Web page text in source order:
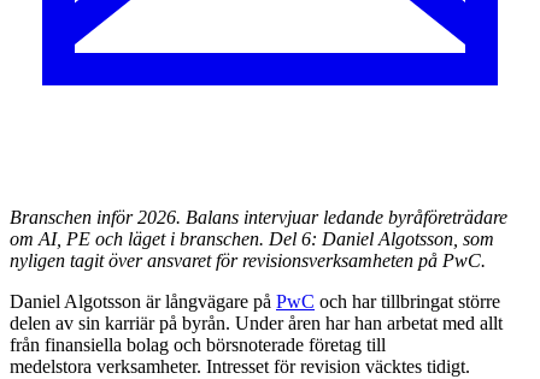
Branschen inför 2026. Balans intervjuar ledande byråföreträdare
om AI, PE och läget i branschen. Del 6: Daniel Algotsson, som
nyligen tagit över ansvaret för revisionsverksamheten på PwC.
Daniel Algotsson är långvägare på PwC och har tillbringat större
delen av sin karriär på byrån. Under åren har han arbetat med allt
från finansiella bolag och börsnoterade företag till
medelstora verksamheter. Intresset för revision väcktes tidigt.